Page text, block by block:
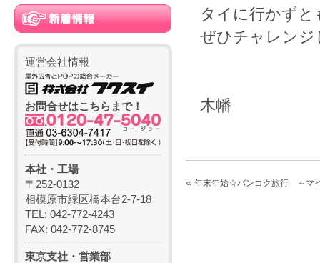
タイに行かず
ぜひチャレン
木幡
« 年末年始☆バンコク旅行 ～マ
運営会社情報
お問合せはこちらまで！
本社・工場
〒252-0132
相模原市緑区橋本台2-7-18
TEL: 042-772-4243
FAX: 042-772-8745
東京支社・営業部